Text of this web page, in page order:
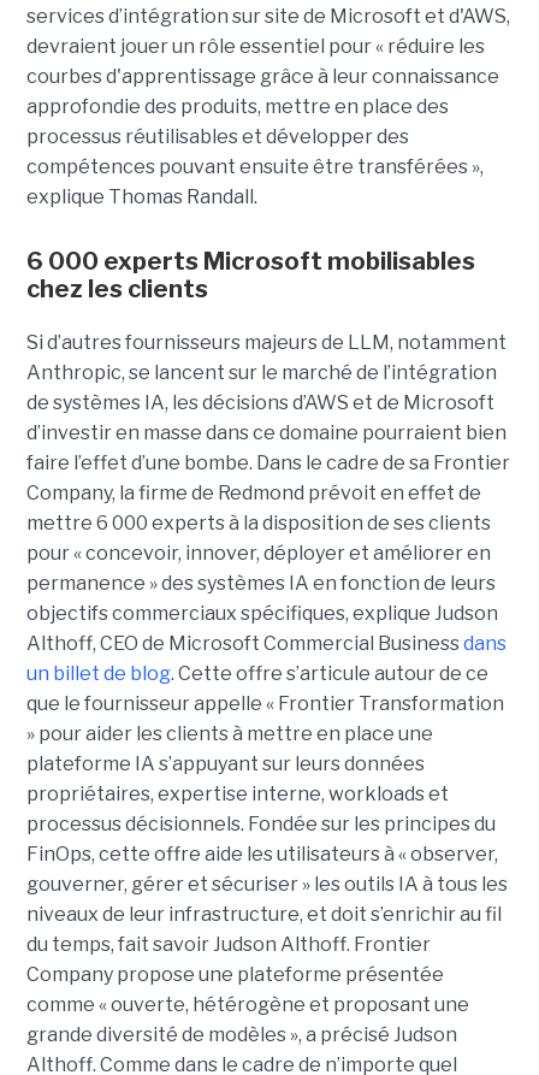
services d’intégration sur site de Microsoft et d'AWS,
devraient jouer un rôle essentiel pour « réduire les
courbes d'apprentissage grâce à leur connaissance
approfondie des produits, mettre en place des
processus réutilisables et développer des
compétences pouvant ensuite être transférées »,
explique Thomas Randall.
6 000 experts Microsoft mobilisables
chez les clients
Si d’autres fournisseurs majeurs de LLM, notamment
Anthropic, se lancent sur le marché de l’intégration
de systèmes IA, les décisions d’AWS et de Microsoft
d’investir en masse dans ce domaine pourraient bien
faire l’effet d’une bombe. Dans le cadre de sa Frontier
Company, la firme de Redmond prévoit en effet de
mettre 6 000 experts à la disposition de ses clients
pour « concevoir, innover, déployer et améliorer en
permanence » des systèmes IA en fonction de leurs
objectifs commerciaux spécifiques, explique Judson
Althoff, CEO de Microsoft Commercial Businessdans
un billet de blog. Cette offre s’articule autour de ce
que le fournisseur appelle « Frontier Transformation
» pour aider les clients à mettre en place une
plateforme IA s’appuyant sur leurs données
propriétaires, expertise interne, workloads et
processus décisionnels. Fondée sur les principes du
FinOps, cette offre aide les utilisateurs à « observer,
gouverner, gérer et sécuriser » les outils IA à tous les
niveaux de leur infrastructure, et doit s’enrichir au fil
du temps, fait savoir Judson Althoff. Frontier
Company propose une plateforme présentée
comme « ouverte, hétérogène et proposant une
grande diversité de modèles », a précisé Judson
Althoff. Comme dans le cadre de n’importe quel